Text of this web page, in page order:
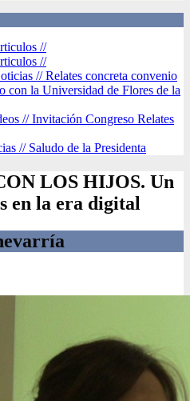
//
//
//Relates concreta convenio
con la Universidad de Flores de la
//Invitación Congreso Relates
// Saludo de la Presidenta
LOS HIJOS. Un
en la era digital